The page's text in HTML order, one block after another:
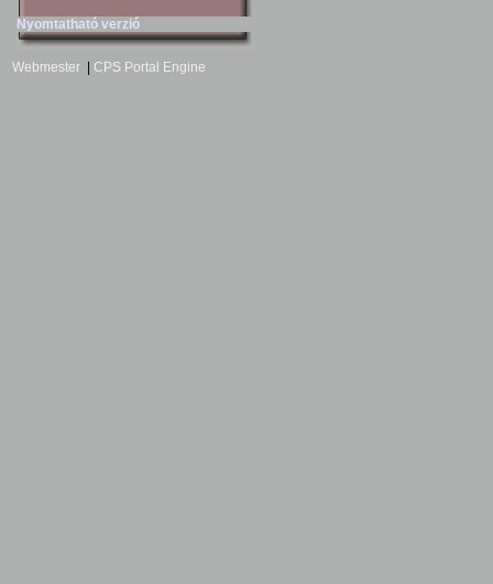
Nyomtatható verzió
Webmester CPS Portal Engine